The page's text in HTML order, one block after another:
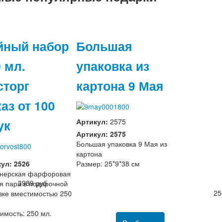
3989 руб
набор
мл.
от 100
2526
фарфоровая
пара в подарочной
вместимостью 250
250 мл.
Большая
упаковка из
картона 9 Мая
Артикул: 2575
Артикул: 2575
Большая упаковка 9 Мая из
картона
Размер: 25*9*38 см